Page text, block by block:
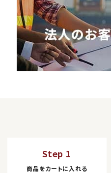
Step 1
商品をカートに入れる